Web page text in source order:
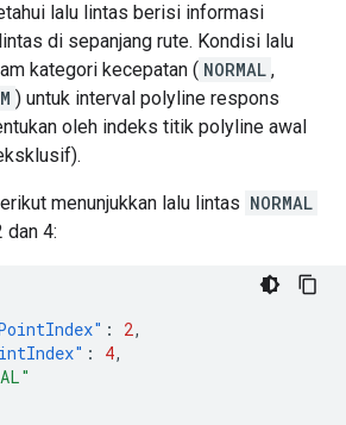
lalu lintas berisi informasi
di sepanjang rute. Kondisi lalu
kategori kecepatan ( NORMAL ,
) untuk interval polyline respons
oleh indeks titik polyline awal
menunjukkan lalu lintas NORMAL
dan 4:
: 2,
: 4,